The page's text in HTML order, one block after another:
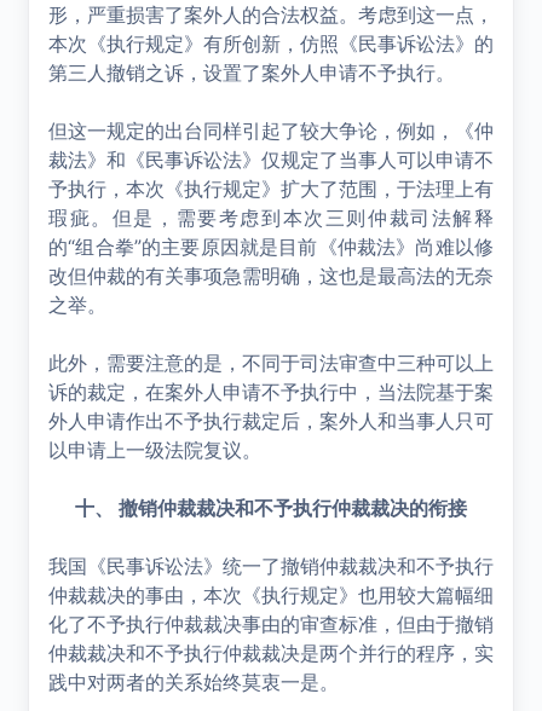
形，严重损害了案外人的合法权益。考虑到这一点，
本次《执行规定》有所创新，仿照《民事诉讼法》的
第三人撤销之诉，设置了案外人申请不予执行。
但这一规定的出台同样引起了较大争论，例如，《仲
裁法》和《民事诉讼法》仅规定了当事人可以申请不
予执行，本次《执行规定》扩大了范围，于法理上有
瑕疵。但是，需要考虑到本次三则仲裁司法解释
的“组合拳”的主要原因就是目前《仲裁法》尚难以修
改但仲裁的有关事项急需明确，这也是最高法的无奈
之举。
此外，需要注意的是，不同于司法审查中三种可以上
诉的裁定，在案外人申请不予执行中，当法院基于案
外人申请作出不予执行裁定后，案外人和当事人只可
以申请上一级法院复议。
十、 撤销仲裁裁决和不予执行仲裁裁决的衔接
我国《民事诉讼法》统一了撤销仲裁裁决和不予执行
仲裁裁决的事由，本次《执行规定》也用较大篇幅细
化了不予执行仲裁裁决事由的审查标准，但由于撤销
仲裁裁决和不予执行仲裁裁决是两个并行的程序，实
践中对两者的关系始终莫衷一是。